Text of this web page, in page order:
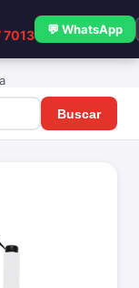
7013 💬 WhatsApp
Buscar